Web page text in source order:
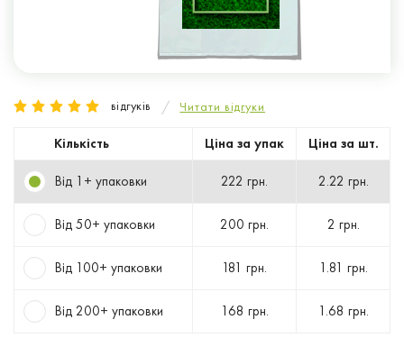
відгуків Читати відгуки
Кількість Ціна за упак Ціна за шт.
Від 1+ упаковки 222 грн. 2.22 грн.
Від 50+ упаковки 200 грн. 2 грн.
Від 100+ упаковки 181 грн. 1.81 грн.
Від 200+ упаковки 168 грн. 1.68 грн.